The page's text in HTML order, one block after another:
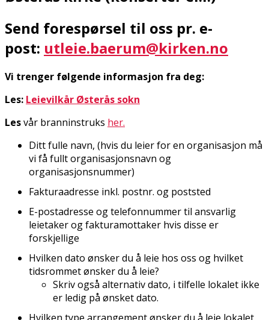
Send forespørsel til oss pr. e-
post: utleie.baerum@kirken.no
Vi trenger følgende informasjon fra deg:
Les: Leievilkår Østerås sokn
Lesvår branninstruks her.
Ditt fulle navn, (hvis du leier for en organisasjon må
vi få fullt organisasjonsnavn og
organisasjonsnummer)
Fakturaadresse inkl. postnr. og poststed
E-postadresse og telefonnummer til ansvarlig
leietaker og fakturamottaker hvis disse er
forskjellige
Hvilken dato ønsker du å leie hos oss og hvilket
tidsrommet ønsker du å leie?
Skriv også alternativ dato, i tilfelle lokalet ikke
er ledig på ønsket dato.